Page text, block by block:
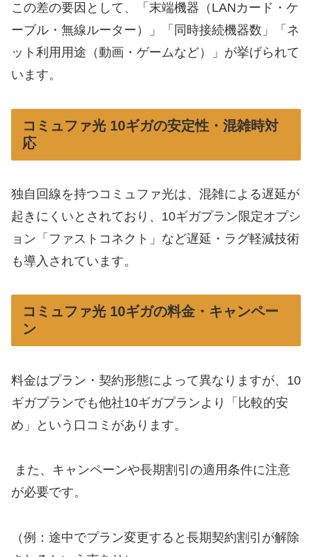
この差の要因として、「末端機器（LANカード・ケ
ーブル・無線ルーター）」「同時接続機器数」「ネ
ット利用用途（動画・ゲームなど）」が挙げられて
います。
コミュファ光 10ギガの安定性・混雑時対
応
独自回線を持つコミュファ光は、混雑による遅延が
起きにくいとされており、10ギガプラン限定オプシ
ョン「ファストコネクト」など遅延・ラグ軽減技術
も導入されています。
コミュファ光 10ギガの料金・キャンペー
ン
料金はプラン・契約形態によって異なりますが、10
ギガプランでも他社10ギガプランより「比較的安
め」という口コミがあります。
また、キャンペーンや長期割引の適用条件に注意
が必要です。
（例：途中でプラン変更すると長期契約割引が解除